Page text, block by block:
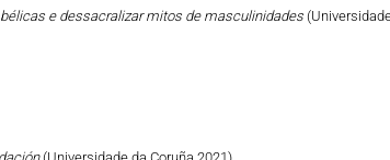
e dessacralizar mitos de masculinidades